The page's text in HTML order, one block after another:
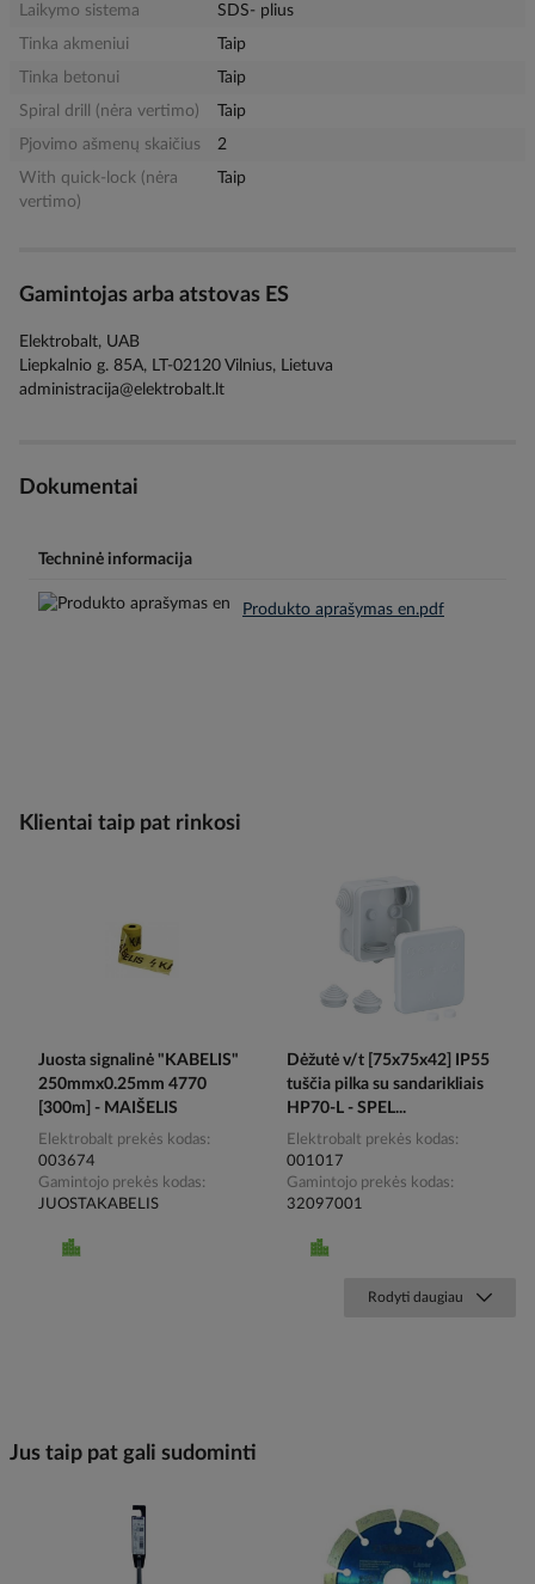
Laikymo sistema
SDS- plius
Tinka akmeniui
Taip
Tinka betonui
Taip
Spiral drill (nėra vertimo)
Taip
Pjovimo ašmenų skaičius
2
With quick-lock (nėra
vertimo)
Taip
Gamintojas arba atstovas ES
Elektrobalt, UAB
Liepkalnio g. 85A, LT-02120 Vilnius, Lietuva
administracija@elektrobalt.lt
Dokumentai
Techninė informacija
Produkto aprašymas en.pdf
Klientai taip pat rinkosi
Juosta signalinė "KABELIS"
250mmx0.25mm 4770
[300m] - MAIŠELIS
Elektrobalt prekės kodas
003674
Gamintojo prekės kodas
JUOSTAKABELIS
Dėžutė v/t [75x75x42] IP55
tuščia pilka su sandarikliais
HP70-L - SPEL...
Elektrobalt prekės kodas
001017
Gamintojo prekės kodas
32097001
Rodyti daugiau
Jus taip pat gali sudominti